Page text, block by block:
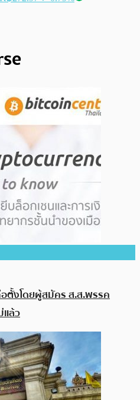
ตั้งโดยผู้สมัคร ส.ส.พรรค
แล้ว